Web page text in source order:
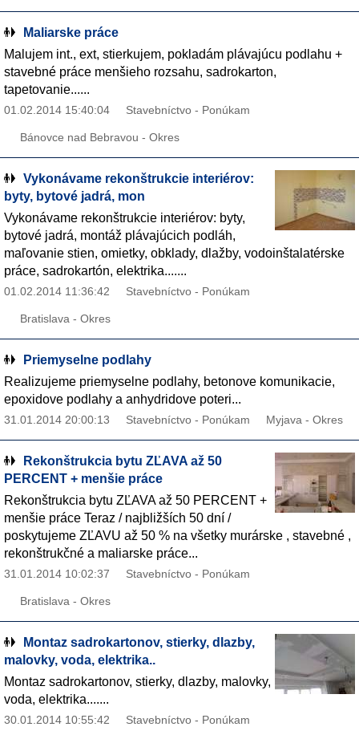
Maliarske práce
Malujem int., ext, stierkujem, pokladám plávajúcu podlahu +
stavebné práce menšieho rozsahu, sadrokarton,
tapetovanie......
01.02.2014 15:40:04 Stavebníctvo - Ponúkam
Bánovce nad Bebravou - Okres
Vykonávame rekonštrukcie interiérov:
byty, bytové jadrá, mon
Vykonávame rekonštrukcie interiérov: byty,
bytové jadrá, montáž plávajúcich podláh,
maľovanie stien, omietky, obklady, dlažby, vodoinštalatérske
práce, sadrokartón, elektrika.......
01.02.2014 11:36:42 Stavebníctvo - Ponúkam
Bratislava - Okres
Priemyselne podlahy
Realizujeme priemyselne podlahy, betonove komunikacie,
epoxidove podlahy a anhydridove poteri...
31.01.2014 20:00:13 Stavebníctvo - Ponúkam Myjava - Okres
Rekonštrukcia bytu ZĽAVA až 50
PERCENT + menšie práce
Rekonštrukcia bytu ZĽAVA až 50 PERCENT +
menšie práce Teraz / najbližších 50 dní /
poskytujeme ZĽAVU až 50 % na všetky murárske , stavebné ,
rekonštrukčné a maliarske práce...
31.01.2014 10:02:37 Stavebníctvo - Ponúkam
Bratislava - Okres
Montaz sadrokartonov, stierky, dlazby,
malovky, voda, elektrika..
Montaz sadrokartonov, stierky, dlazby, malovky,
voda, elektrika.......
30.01.2014 10:55:42 Stavebníctvo - Ponúkam